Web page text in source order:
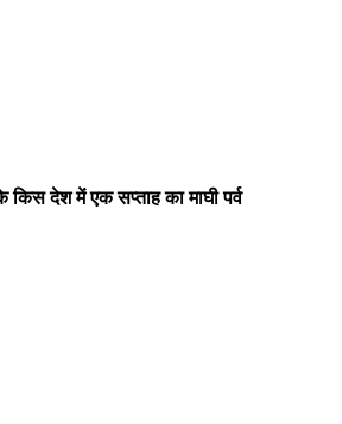
किस देश में एक सप्ताह का माघी पर्व